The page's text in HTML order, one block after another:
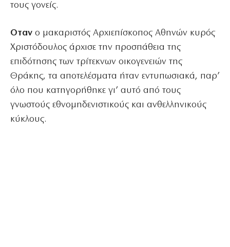
τους γονείς.
Οταν ο μακαριστός Αρχιεπίσκοπος Αθηνών κυρός
Χριστόδουλος άρχισε την προσπάθεια της
επιδότησης των τρίτεκνων οικογενειών της
Θράκης, τα αποτελέσματα ήταν εντυπωσιακά, παρ’
όλο που κατηγορήθηκε γι’ αυτό από τους
γνωστούς εθνομηδενιστικούς και ανθελληνικούς
κύκλους.